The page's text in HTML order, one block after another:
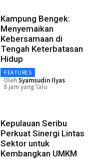
Kampung Bengek:
Menyemaikan
Kebersamaan di
Tengah Keterbatasan
Hidup
FEATURES
OlehSyamsudin Ilyas
8 jam yang lalu
Kepulauan Seribu
Perkuat Sinergi Lintas
Sektor untuk
Kembangkan UMKM